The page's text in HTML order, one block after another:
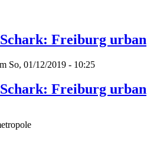
Freiburg urban
So, 01/12/2019 - 10:25
Freiburg urban